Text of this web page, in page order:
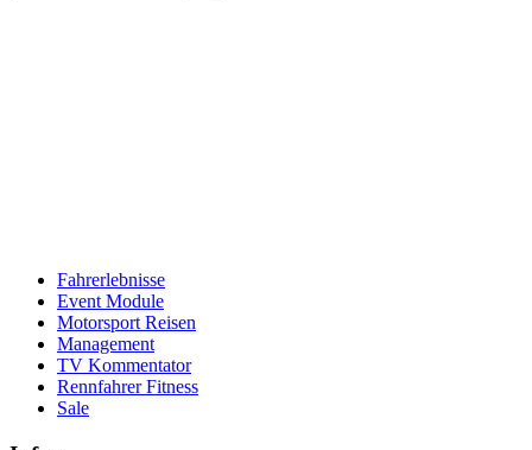
Fahrerlebnisse
Event Module
Motorsport Reisen
Management
TV Kommentator
Rennfahrer Fitness
Sale